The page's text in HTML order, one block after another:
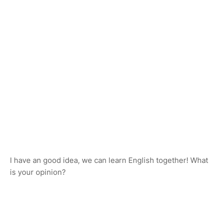
I have an good idea, we can learn English together! What
is your opinion?